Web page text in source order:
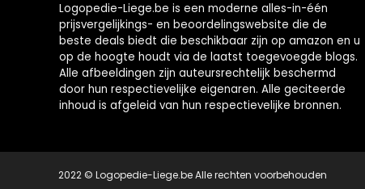
Logopedie-Liege.be is een moderne alles-in-één
prijsvergelijkings- en beoordelingswebsite die de
beste deals biedt die beschikbaar zijn op amazon en u
op de hoogte houdt via de laatst toegevoegde blogs.
Alle afbeeldingen zijn auteursrechtelijk beschermd
door hun respectievelijke eigenaren. Alle geciteerde
inhoud is afgeleid van hun respectievelijke bronnen.
2022 © Logopedie-Liege.be Alle rechten voorbehouden